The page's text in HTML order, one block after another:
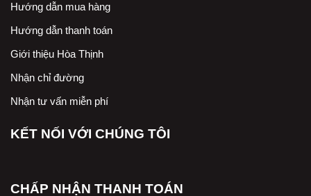
Hướng dẫn mua hàng
Hướng dẫn thanh toán
Giới thiệu Hòa Thịnh
Nhận chỉ đường
Nhận tư vấn miễn phí
KẾT NỐI VỚI CHÚNG TÔI
CHẤP NHẬN THANH TOÁN